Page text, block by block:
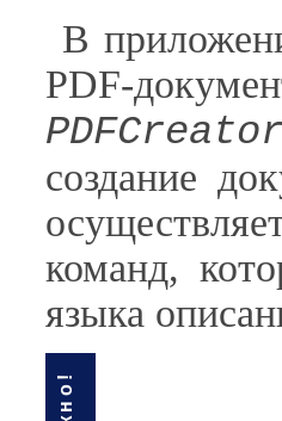
В
PDF-
создание
команд,
языка